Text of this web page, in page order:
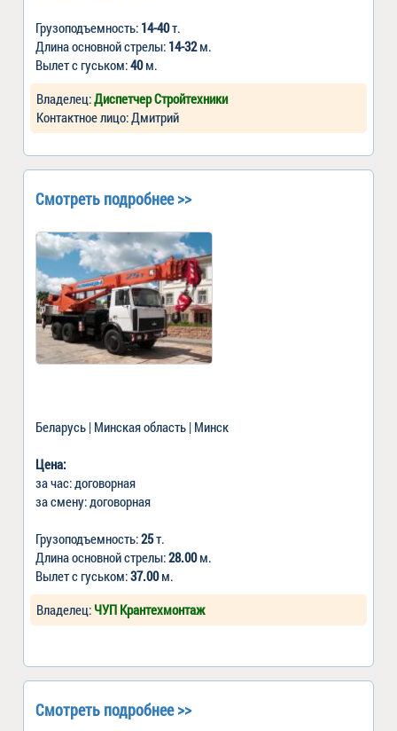
Грузоподъемность: 14-40т.
Длина основной стрелы: 14-32м.
Вылет с гуськом:40м.
Владелец:Диспетчер Стройтехники
Контактное лицо: Дмитрий
Смотреть подробнее >>
Беларусь | Минская область | Минск
Цена:
за час: договорная
за смену: договорная
Грузоподъемность:25т.
Длина основной стрелы:28.00м.
Вылет с гуськом:37.00м.
Владелец: ЧУП Крантехмонтаж
Смотреть подробнее >>